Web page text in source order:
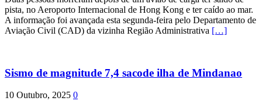
pista, no Aeroporto Internacional de Hong Kong e ter caído ao mar.
A informação foi avançada esta segunda-feira pelo Departamento de
Aviação Civil (CAD) da vizinha Região Administrativa […]
Sismo de magnitude 7,4 sacode ilha de Mindanao
10 Outubro, 2025 0